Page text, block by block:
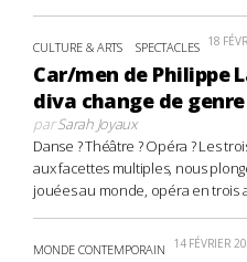
CULTURE & ARTS SPECTACLES 18
Car/men de Philippe
diva change de genre
parSarah Joyaux
Danse ? Théâtre ? Opéra ? Les
aux facettes multiples, nous
jouées au monde, opéra en trois
MONDE CONTEMPORAIN 14 FÉVRIER